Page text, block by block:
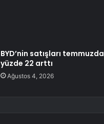
BYD’nin satışları temmuzda
yüzde 22 arttı
Ağustos 4, 2026